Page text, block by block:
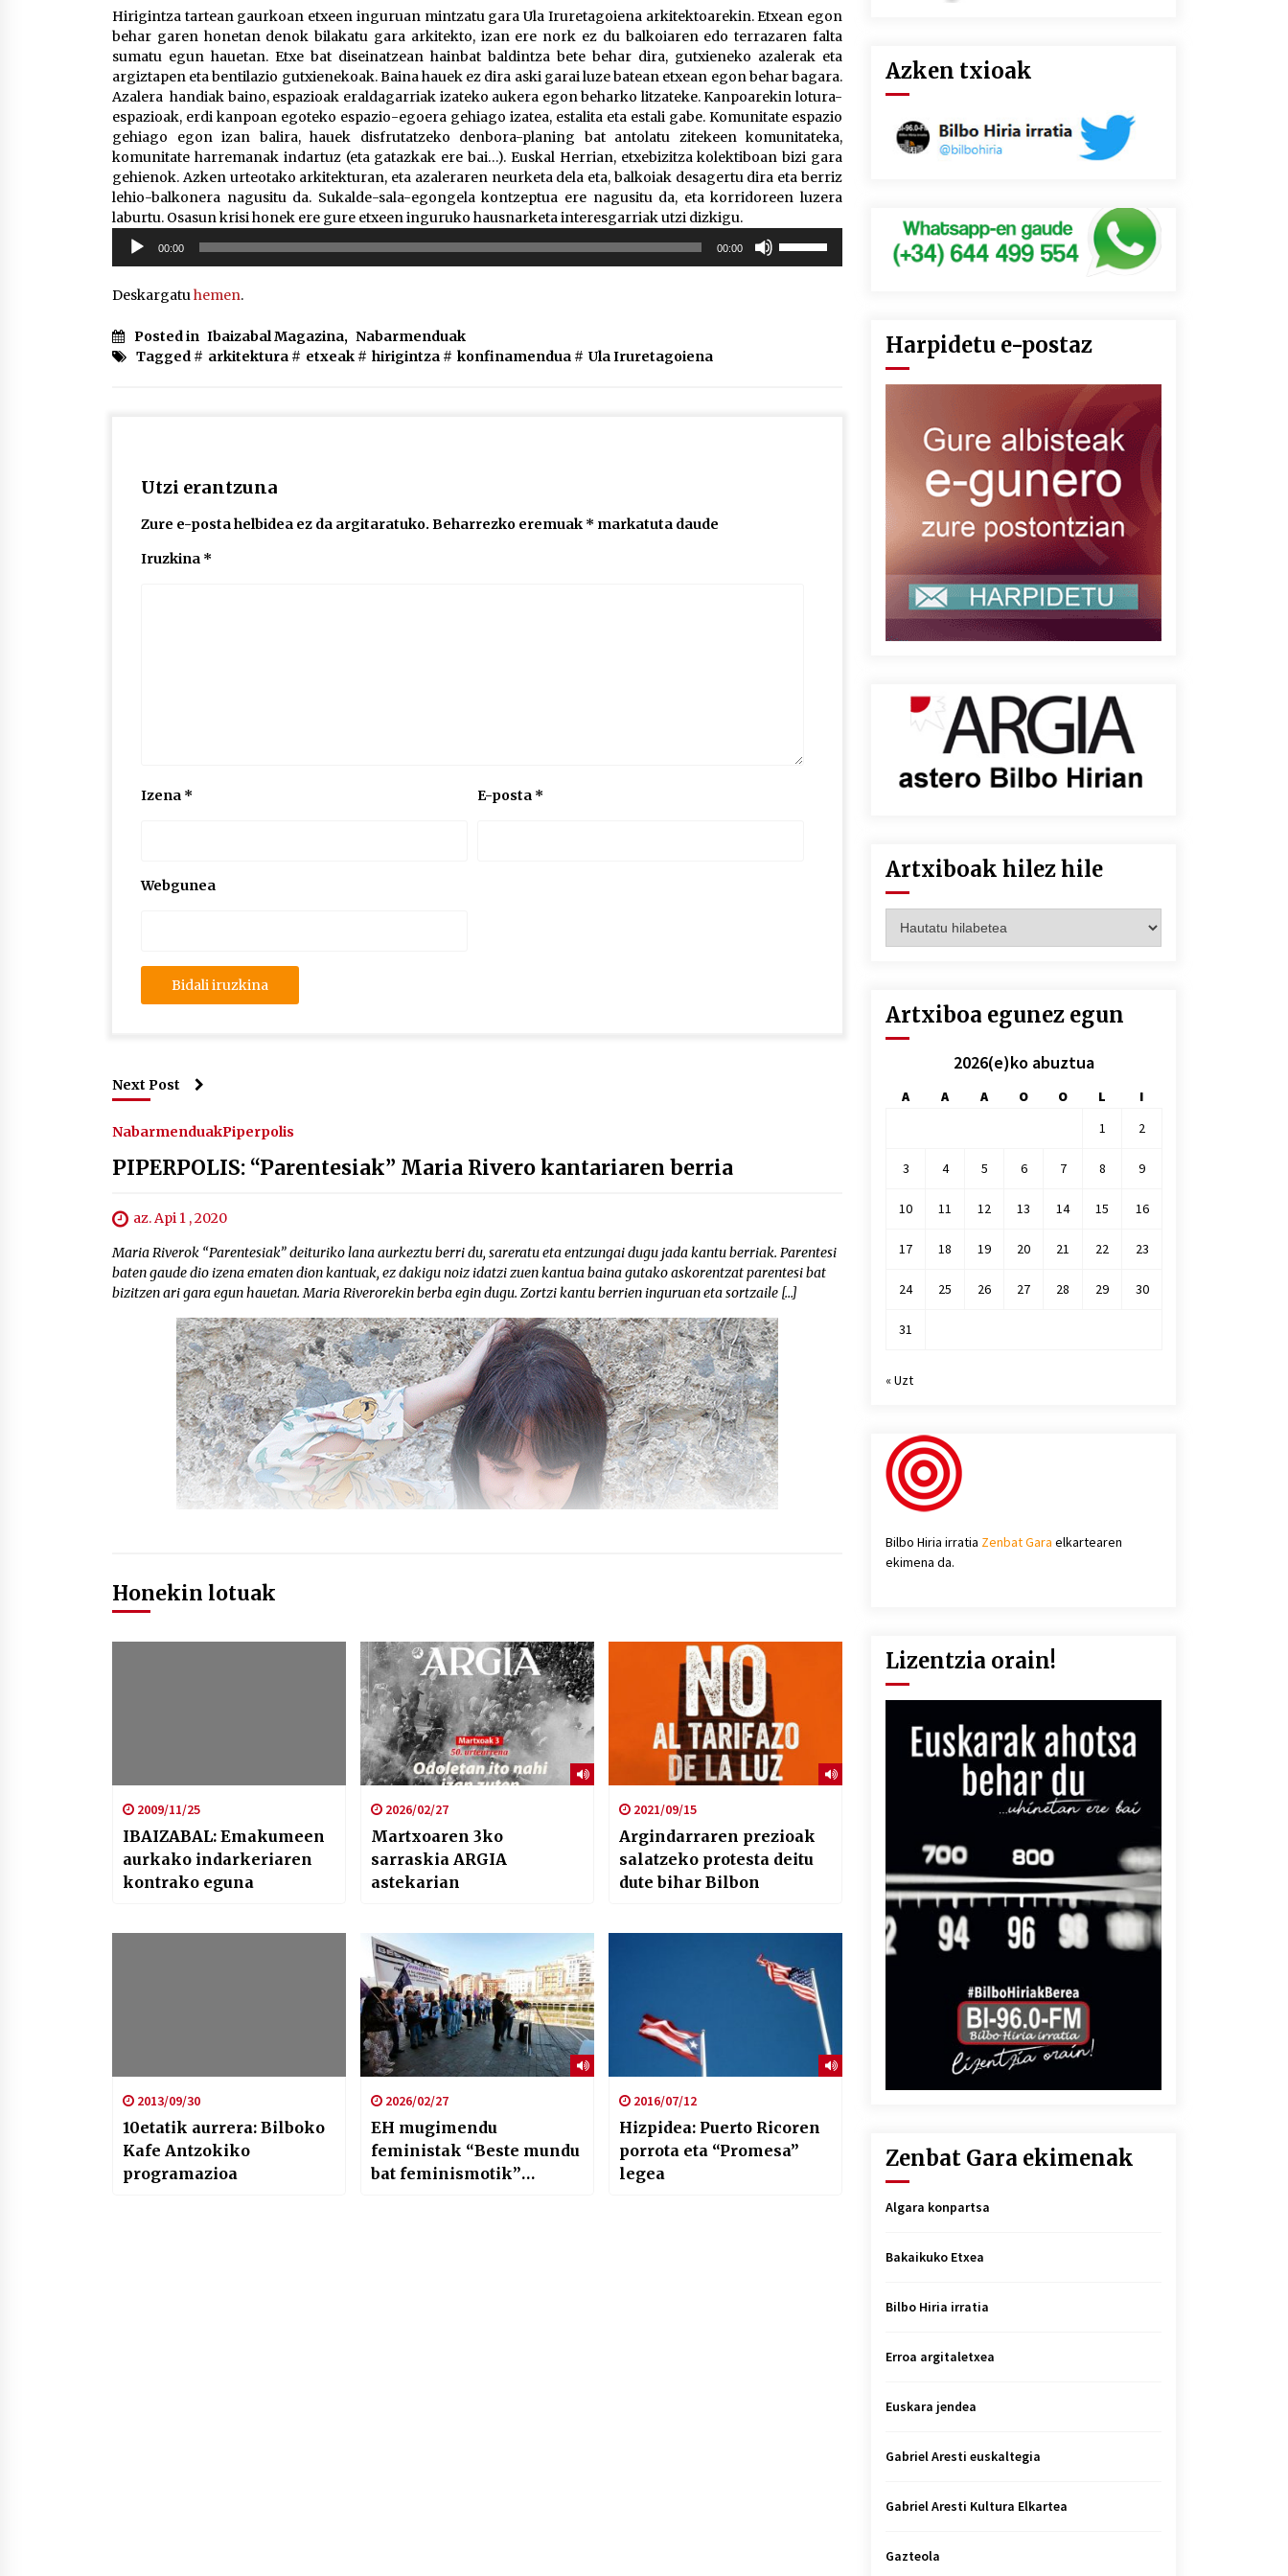
Hirigintza tartean gaurkoan etxeen inguruan mintzatu gara Ula Iruretagoiena arkitektoarekin. Etxean egon
behar garen honetan denok bilakatu gara arkitekto, izan ere nork ez du balkoiaren edo terrazaren falta
sumatu egun hauetan. Etxe bat diseinatzean hainbat baldintza bete behar dira, gutxieneko azalerak eta
argiztapen eta bentilazio gutxienekoak. Baina hauek ez dira aski garai luze batean etxean egon behar bagara.
Azalera handiak baino, espazioak eraldagarriak izateko aukera egon beharko litzateke. Kanpoarekin lotura-
espazioak, erdi kanpoan egoteko espazio-egoera gehiago izatea, estalita eta estali gabe. Komunitate espazio
gehiago egon izan balira, hauek disfrutatzeko denbora-planing bat antolatu zitekeen komunitateka,
komunitate harremanak indartuz (eta gatazkak ere bai…). Euskal Herrian, etxebizitza kolektiboan bizi gara
gehienok. Azken urteotako arkitekturan, eta azaleraren neurketa dela eta, balkoiak desagertu dira eta berriz
lehio-balkonera nagusitu da. Sukalde-sala-egongela kontzeptua ere nagusitu da, eta korridoreen luzera
laburtu. Osasun krisi honek ere gure etxeen inguruko hausnarketa interesgarriak utzi dizkigu.
Soinu
erreproduzigailua
00:00 00:00
Deskargatuhemen.
Posted in Ibaizabal Magazina, Nabarmenduak
Tagged # arkitektura # etxeak # hirigintza # konfinamendua # Ula Iruretagoiena
Utzi erantzuna
Zure e-posta helbidea ez da argitaratuko. Beharrezko eremuak * markatuta daude
Iruzkina *
Izena * E-posta *
Webgunea
Next Post
NabarmenduakPiperpolis
PIPERPOLIS: “Parentesiak” Maria Rivero kantariaren berria
az. Api 1 , 2020
Maria Riverok “Parentesiak” deituriko lana aurkeztu berri du, sareratu eta entzungai dugu jada kantu berriak. Parentesi
baten gaude dio izena ematen dion kantuak, ez dakigu noiz idatzi zuen kantua baina gutako askorentzat parentesi bat
bizitzen ari gara egun hauetan. Maria Riverorekin berba egin dugu. Zortzi kantu berrien inguruan eta sortzaile […]
Honekin lotuak
2009/11/25
IBAIZABAL: Emakumeen
aurkako indarkeriaren
kontrako eguna
2026/02/27
Martxoaren 3ko
sarraskia ARGIA
astekarian
2021/09/15
Argindarraren prezioak
salatzeko protesta deitu
dute bihar Bilbon
2013/09/30
10etatik aurrera: Bilboko
Kafe Antzokiko
programazioa
2026/02/27
EH mugimendu
feministak “Beste mundu
bat feminismotik”
2016/07/12
Hizpidea: Puerto Ricoren
porrota eta “Promesa”
legea
Azken txioak
Harpidetu e-postaz
Artxiboak hilez hile
hilez
Artxiboa egunez egun
2026(e)ko abuztua
A A A O O L
I
1
2
3 4 5 6 7 8 9
10 11 12 13 14 15 16
17 18 19 20 21 22 23
24 25 26 27 28 29 30
31
« Uzt
Bilbo Hiria irratia Zenbat Gara elkartearen
ekimena da.
Lizentzia orain!
Zenbat Gara ekimenak
Algara konpartsa
Bakaikuko Etxea
Bilbo Hiria irratia
Erroa argitaletxea
Euskara jendea
Gabriel Aresti euskaltegia
Gabriel Aresti Kultura Elkartea
Gazteola